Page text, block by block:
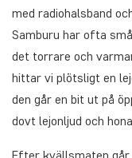
med radiohalsband
Samburu har ofta
det torrare och
hittar vi plötsligt en
den går en bit ut på
dovt lejonljud och